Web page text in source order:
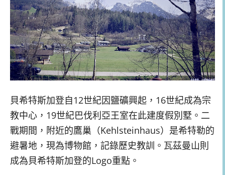
貝希特斯加登自12世紀因鹽礦興起，16世紀成為宗
教中心，19世紀巴伐利亞王室在此建度假別墅。二
戰期間，附近的鷹巢（Kehlsteinhaus）是希特勒的
避暑地，現為博物館，記錄歷史教訓。瓦茲曼山則
成為貝希特斯加登的Logo重點。